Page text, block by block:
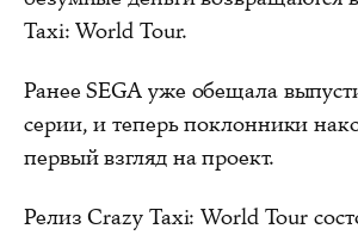
Taxi: World Tour.
Ранее SEGA уже обещала
серии, и теперь поклонники
первый взгляд на проект.
Релиз Crazy Taxi: World Tour